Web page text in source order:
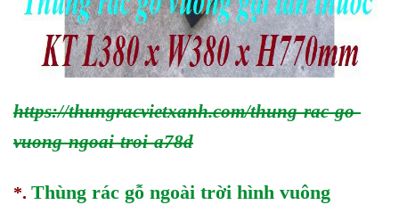
https://thungracvietxanh.com/thung-rac-go-
vuong-ngoai-troi-a78d
*. Thùng rác gỗ ngoài trời hình vuông